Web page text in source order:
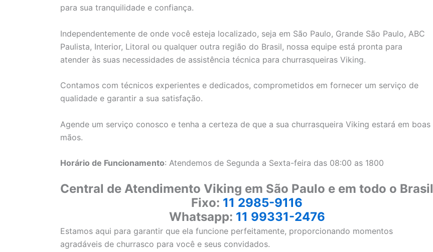
para sua tranquilidade e confiança.
Independentemente de onde você esteja localizado, seja em São Paulo, Grande São Paulo, ABC
Paulista, Interior, Litoral ou qualquer outra região do Brasil, nossa equipe está pronta para
atender às suas necessidades de assistência técnica para churrasqueiras Viking.
Contamos com técnicos experientes e dedicados, comprometidos em fornecer um serviço de
qualidade e garantir a sua satisfação.
Agende um serviço conosco e tenha a certeza de que a sua churrasqueira Viking estará em boas
mãos.
Horário de Funcionamento: Atendemos de Segunda a Sexta-feira das 08:00 as 1800
Central de Atendimento Viking em São Paulo e em todo o Brasil
Fixo: 11 2985-9116
Whatsapp: 11 99331-2476
Estamos aqui para garantir que ela funcione perfeitamente, proporcionando momentos
agradáveis de churrasco para você e seus convidados.